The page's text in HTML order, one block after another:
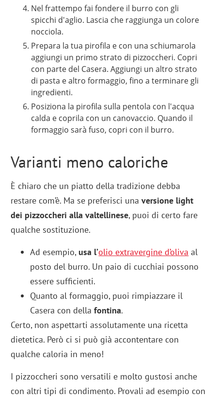
Nel frattempo fai fondere il burro con gli
spicchi d'aglio. Lascia che raggiunga un colore
nocciola.
Prepara la tua pirofila e con una schiumarola
aggiungi un primo strato di pizzoccheri. Copri
con parte del Casera. Aggiungi un altro strato
di pasta e altro formaggio, fino a terminare gli
ingredienti.
Posiziona la pirofila sulla pentola con l'acqua
calda e coprila con un canovaccio. Quando il
formaggio sarà fuso, copri con il burro.
Varianti meno caloriche
È chiaro che un piatto della tradizione debba
restare com’è. Ma se preferisci unaversione light
dei pizzoccheri alla valtellinese, puoi di certo fare
qualche sostituzione.
Ad esempio, usa l’olio extravergine d’oliva al
posto del burro. Un paio di cucchiai possono
essere sufficienti.
Quanto al formaggio, puoi rimpiazzare il
Casera con dellafontina.
Certo, non aspettarti assolutamente una ricetta
dietetica. Però ci si può già accontentare con
qualche caloria in meno!
I pizzoccheri sono versatili e molto gustosi anche
con altri tipi di condimento. Provali ad esempio con